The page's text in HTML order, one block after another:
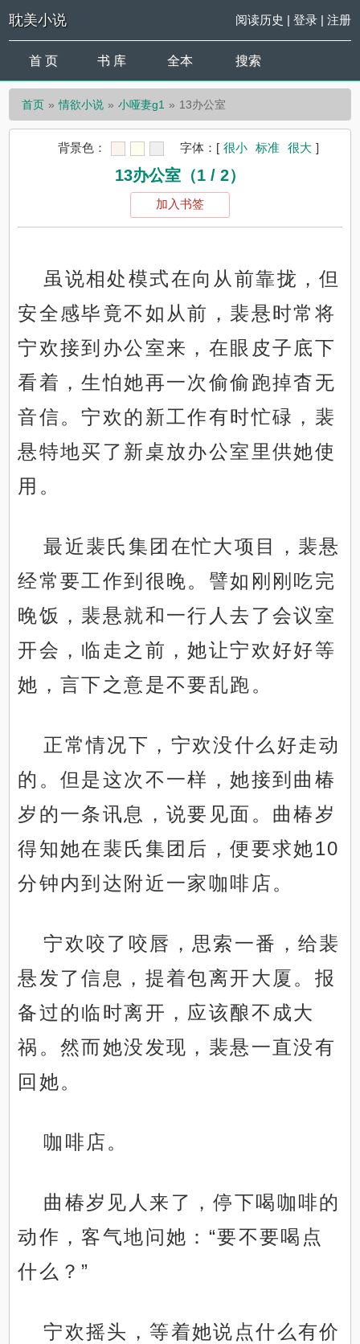
耽美小说 阅读历史 | 登录| 注册
首 页 书 库 全本 搜索
首页 情欲小说 小哑妻g1 13办公室
背景色： 字体： [ 很小 标准 很大 ]
13办公室（1 / 2）
加入书签
虽说相处模式在向从前靠拢，但
安全感毕竟不如从前，裴悬时常将
宁欢接到办公室来，在眼皮子底下
看着，生怕她再一次偷偷跑掉杳无
音信。宁欢的新工作有时忙碌，裴
悬特地买了新桌放办公室里供她使
用。
最近裴氏集团在忙大项目，裴悬
经常要工作到很晚。譬如刚刚吃完
晚饭，裴悬就和一行人去了会议室
开会，临走之前，她让宁欢好好等
她，言下之意是不要乱跑。
正常情况下，宁欢没什么好走动
的。但是这次不一样，她接到曲椿
岁的一条讯息，说要见面。曲椿岁
得知她在裴氏集团后，便要求她10
分钟内到达附近一家咖啡店。
宁欢咬了咬唇，思索一番，给裴
悬发了信息，提着包离开大厦。报
备过的临时离开，应该酿不成大
祸。然而她没发现，裴悬一直没有
回她。
咖啡店。
曲椿岁见人来了，停下喝咖啡的
动作，客气地问她：“要不要喝点
什么？”
宁欢摇头，等着她说点什么有价